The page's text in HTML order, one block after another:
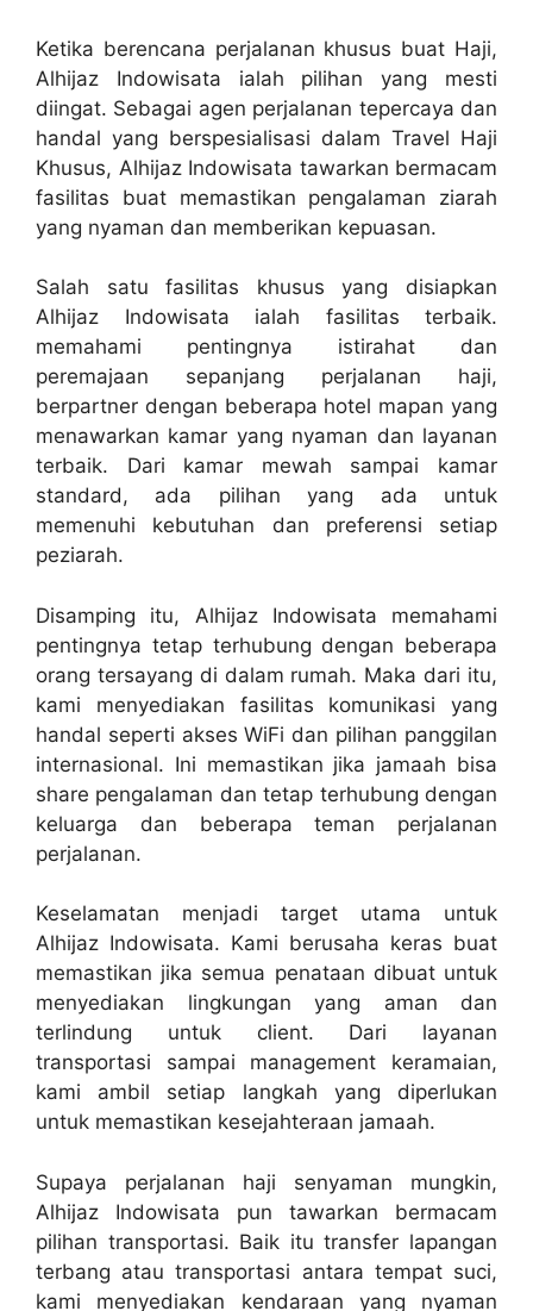
Ketika berencana perjalanan khusus buat Haji,
Alhijaz Indowisata ialah pilihan yang mesti
diingat. Sebagai agen perjalanan tepercaya dan
handal yang berspesialisasi dalam Travel Haji
Khusus, Alhijaz Indowisata tawarkan bermacam
fasilitas buat memastikan pengalaman ziarah
yang nyaman dan memberikan kepuasan.
Salah satu fasilitas khusus yang disiapkan
Alhijaz Indowisata ialah fasilitas terbaik.
memahami pentingnya istirahat dan
peremajaan sepanjang perjalanan haji,
berpartner dengan beberapa hotel mapan yang
menawarkan kamar yang nyaman dan layanan
terbaik. Dari kamar mewah sampai kamar
standard, ada pilihan yang ada untuk
memenuhi kebutuhan dan preferensi setiap
peziarah.
Disamping itu, Alhijaz Indowisata memahami
pentingnya tetap terhubung dengan beberapa
orang tersayang di dalam rumah. Maka dari itu,
kami menyediakan fasilitas komunikasi yang
handal seperti akses WiFi dan pilihan panggilan
internasional. Ini memastikan jika jamaah bisa
share pengalaman dan tetap terhubung dengan
keluarga dan beberapa teman perjalanan
perjalanan.
Keselamatan menjadi target utama untuk
Alhijaz Indowisata. Kami berusaha keras buat
memastikan jika semua penataan dibuat untuk
menyediakan lingkungan yang aman dan
terlindung untuk client. Dari layanan
transportasi sampai management keramaian,
kami ambil setiap langkah yang diperlukan
untuk memastikan kesejahteraan jamaah.
Supaya perjalanan haji senyaman mungkin,
Alhijaz Indowisata pun tawarkan bermacam
pilihan transportasi. Baik itu transfer lapangan
terbang atau transportasi antara tempat suci,
kami menyediakan kendaraan yang nyaman